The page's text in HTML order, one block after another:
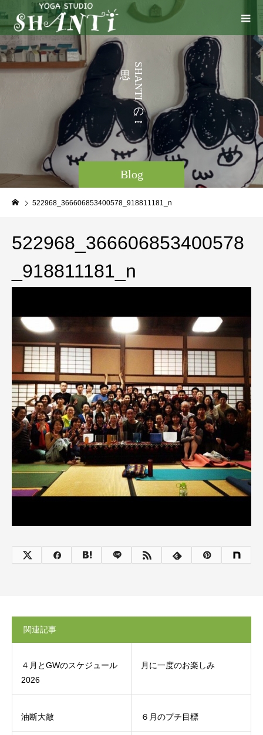
Blog
S
H
A
N
T
I
の
。
う
こ
な
522968_366606853400578_918811181_n
522968_366606853400578
_918811181_n
関連記事
４月とGWのスケジュール
2026
月に一度のお楽しみ
油断大敵 ６月のプチ目標